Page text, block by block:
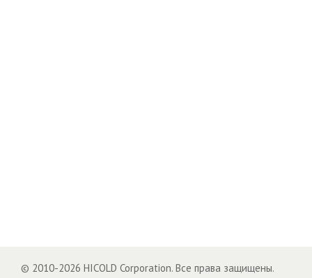
© 2010-2026 HICOLD Corporation. Все права защищены.